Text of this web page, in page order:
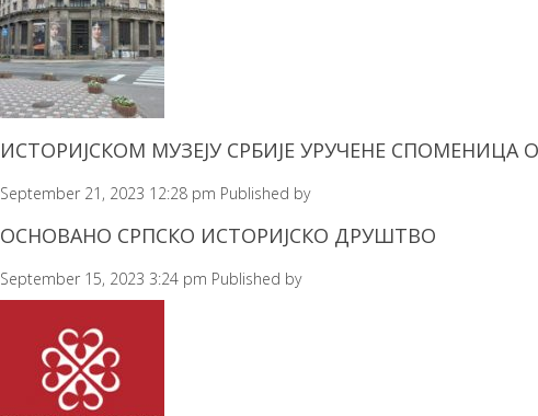
ИСТОРИЈСКОМ МУЗЕЈУ СРБИЈЕ УРУЧЕНЕ
September 21, 2023 12:28 pm Published by
ОСНОВАНО СРПСКО ИСТОРИЈСКО ДРУШТВО
September 15, 2023 3:24 pm Published by